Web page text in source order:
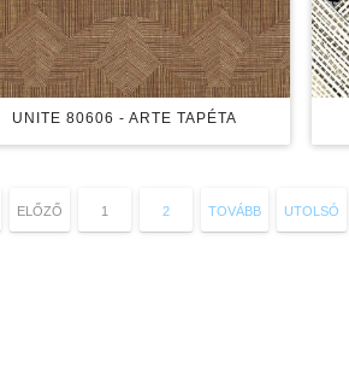
UNITE 80606 - ARTE TAPÉTA
ELŐZŐ 1 2 TOVÁBB UTOLSÓ